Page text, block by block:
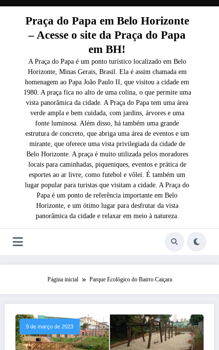
o
Praça do Papa em Belo Horizonte
– Acesse o site da Praça do Papa
em BH!
A Praça do Papa é um ponto turístico localizado em Belo
Horizonte, Minas Gerais, Brasil. Ela é assim chamada em
homenagem ao Papa João Paulo II, que visitou a cidade em
1980. A praça fica no alto de uma colina, o que permite uma
vista panorâmica da cidade. A Praça do Papa tem uma área
verde ampla e bem cuidada, com jardins, árvores e uma
fonte luminosa. Além disso, há também uma grande
estrutura de concreto, que abriga uma área de eventos e um
mirante, que oferece uma vista privilegiada da cidade de
Belo Horizonte. A praça é muito utilizada pelos moradores
locais para caminhadas, piqueniques, eventos e prática de
esportes ao ar livre, como futebol e vôlei. É também um
lugar popular para turistas que visitam a cidade. A Praça do
Papa é um ponto de referência importante em Belo
Horizonte, e um ótimo lugar para desfrutar da vista
panorâmica da cidade e relaxar em meio à natureza.
Página inicial Parque Ecológico do Bairro Caiçara
9 de março de 2023